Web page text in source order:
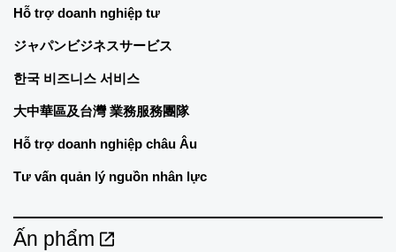
Hỗ trợ doanh nghiệp tư
ジャパンビジネスサービス
한국 비즈니스 서비스
大中華區及台灣 業務服務團隊
Hỗ trợ doanh nghiệp châu Âu
Tư vấn quản lý nguồn nhân lực
Ấn phẩm